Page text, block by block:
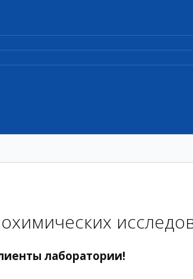
лаборатории!